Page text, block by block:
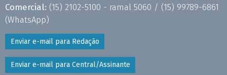
Comercial: (15) 2102-5100 - ramal 5060 / (15) 99789-6861
(WhatsApp)
Enviar e-mail para Redação
Enviar e-mail para Central/Assinante